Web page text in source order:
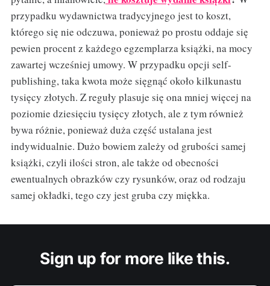
przypadku wydawnictwa tradycyjnego jest to koszt,
którego się nie odczuwa, ponieważ po prostu oddaje się
pewien procent z każdego egzemplarza książki, na mocy
zawartej wcześniej umowy. W przypadku opcji self-
publishing, taka kwota może sięgnąć około kilkunastu
tysięcy złotych. Z reguły plasuje się ona mniej więcej na
poziomie dziesięciu tysięcy złotych, ale z tym również
bywa różnie, ponieważ duża część ustalana jest
indywidualnie. Dużo bowiem zależy od grubości samej
książki, czyli ilości stron, ale także od obecności
ewentualnych obrazków czy rysunków, oraz od rodzaju
samej okładki, tego czy jest gruba czy miękka.
Sign up for more like this.